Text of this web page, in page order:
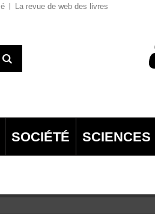
La revue de web des livres
SOCIÉTÉ SCIENCES